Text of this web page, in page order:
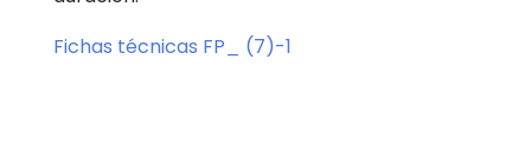
Fichas técnicas FP_ (7)-1